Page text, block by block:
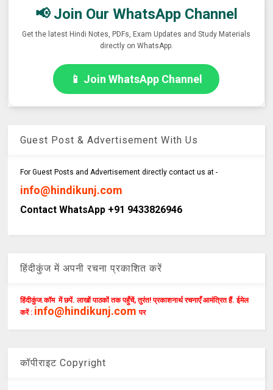
📢 Join Our WhatsApp Channel
Get the latest Hindi Notes, PDFs, Exam Updates and Study Materials
directly on WhatsApp.
📱 Join WhatsApp Channel
Guest Post & Advertisement With Us
For Guest Posts and Advertisement directly contact us at -
info@hindikunj.com
Contact WhatsApp +91 9433826946
हिंदीकुंज में अपनी रचना प्रकाशित करें
हिंदीकुंज.कॉम में छपें. लाखों पाठकों तक पहुँचें, तुरंत! प्रकाशनार्थ रचनाएँ आमंत्रित हैं. ईमेल
करें : info@hindikunj.com पर
कॉपीराइट Copyright